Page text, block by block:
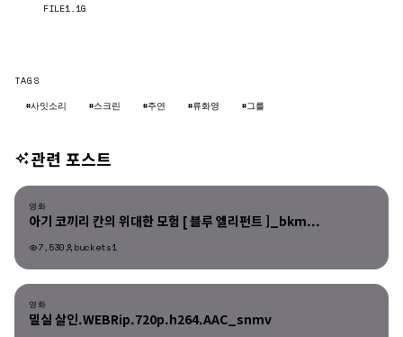
FILE1.1G
TAGS
#사잇소리
#스크린 #주연 #류화영 #그를
관련 포스트
영화
영화
아기 코끼리 칸의 위대한 모험 [ 블루 엘리펀트 ]_bkm...
7,530 buckets1
영화
영화
밀실 살인.WEBRip.720p.h264.AAC_snmv